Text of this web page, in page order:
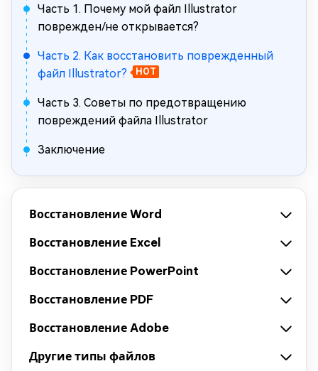
Часть 1. Почему мой файл Illustrator
поврежден/не открывается?
Часть 2. Как восстановить поврежденный
файл Illustrator?
HOT
Часть 3. Советы по предотвращению
повреждений файла Illustrator
Заключение
Восстановление Word
Восстановление Excel
Восстановление PowerPoint
Восстановление PDF
Восстановление Adobe
Другие типы файлов